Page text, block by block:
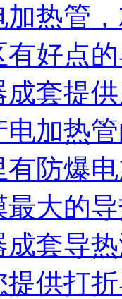
加热管
有好点
成套提
电加热
有防爆
最大的
成套导
提供打